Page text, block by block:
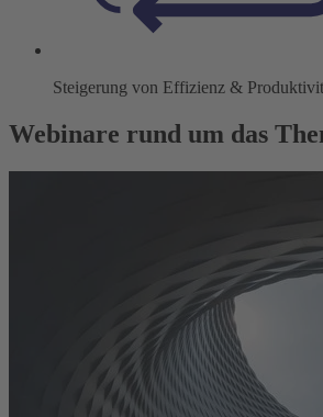
Steigerung von Effizienz &
Webinare rund um das